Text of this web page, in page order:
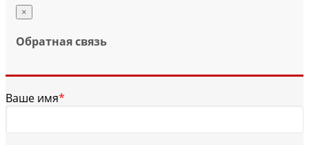
×
Обратная связь
Ваше имя*